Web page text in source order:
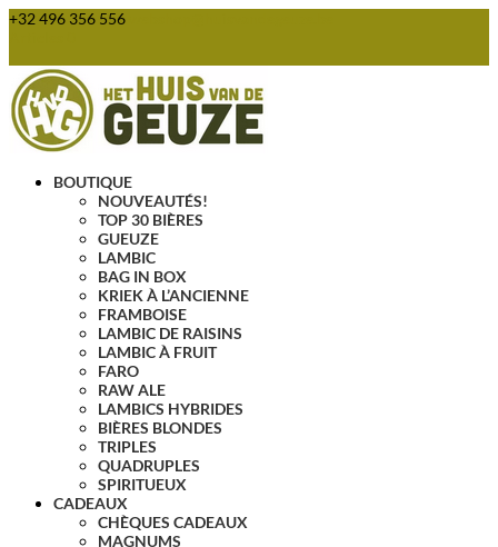
+32 496 356 556
BOUTIQUE
NOUVEAUTÉS!
TOP 30 BIÈRES
GUEUZE
LAMBIC
BAG IN BOX
KRIEK À L’ANCIENNE
FRAMBOISE
LAMBIC DE RAISINS
LAMBIC À FRUIT
FARO
RAW ALE
LAMBICS HYBRIDES
BIÈRES BLONDES
TRIPLES
QUADRUPLES
SPIRITUEUX
CADEAUX
CHÈQUES CADEAUX
MAGNUMS